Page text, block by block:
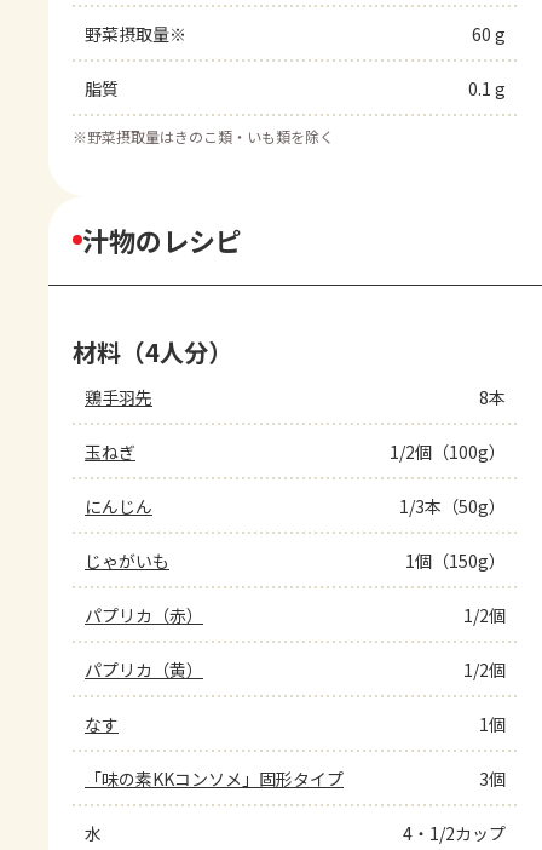
野菜摂取量※ 60 g
脂質 0.1 g
※野菜摂取量はきのこ類・いも類を除く
汁物のレシピ
材料（4人分）
鶏手羽先 8本
玉ねぎ 1/2個（100g）
にんじん 1/3本（50g）
じゃがいも 1個（150g）
パプリカ（赤） 1/2個
パプリカ（黄） 1/2個
なす 1個
「味の素KKコンソメ」固形タイプ 3個
水 4・1/2カップ